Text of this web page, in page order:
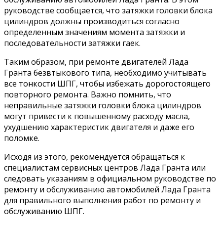
руководстве сообщается, что затяжки головки блока
цилиндров должны производиться согласно
определенным значениям момента затяжки и
последовательности затяжки гаек.
Таким образом, при ремонте двигателей Лада
Гранта безвтыкового типа, необходимо учитывать
все тонкости ШПГ, чтобы избежать дорогостоящего
повторного ремонта. Важно помнить, что
неправильные затяжки головки блока цилиндров
могут привести к повышенному расходу масла,
ухудшению характеристик двигателя и даже его
поломке.
Исходя из этого, рекомендуется обращаться к
специалистам сервисных центров Лада Гранта или
следовать указаниям в официальном руководстве по
ремонту и обслуживанию автомобилей Лада Гранта
для правильного выполнения работ по ремонту и
обслуживанию ШПГ.